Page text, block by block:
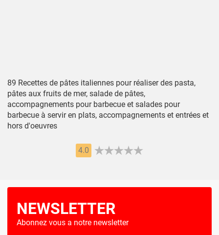
89 Recettes de pâtes italiennes pour réaliser des pasta,
pâtes aux fruits de mer, salade de pâtes,
accompagnements pour barbecue et salades pour
barbecue à servir en plats, accompagnements et entrées et
hors d'oeuvres
4.0
NEWSLETTER
Abonnez vous a notre newsletter